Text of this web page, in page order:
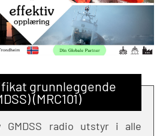
grunnleggende
(MRC101)
GMDSS radio utstyr i alle